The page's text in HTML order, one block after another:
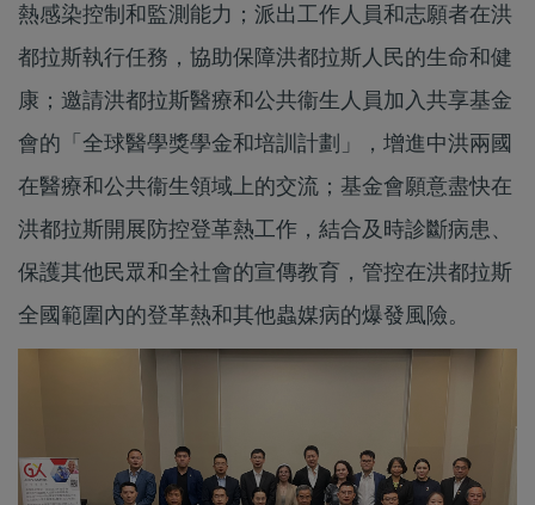
熱感染控制和監測能力；派出工作人員和志願者在洪
都拉斯執行任務，協助保障洪都拉斯人民的生命和健
康；邀請洪都拉斯醫療和公共衞生人員加入共享基金
會的「全球醫學獎學金和培訓計劃」，增進中洪兩國
在醫療和公共衞生領域上的交流；基金會願意盡快在
洪都拉斯開展防控登革熱工作，結合及時診斷病患、
保護其他民眾和全社會的宣傳教育，管控在洪都拉斯
全國範圍內的登革熱和其他蟲媒病的爆發風險。